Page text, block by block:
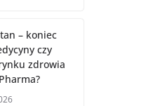
– koniec
czy
zdrowia